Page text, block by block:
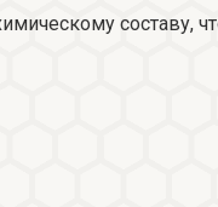
составу,